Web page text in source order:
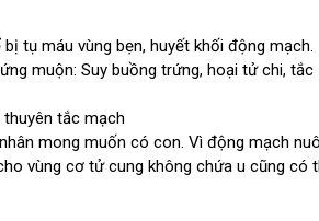
tụ máu vùng bẹn, huyết khối động mạch.
muộn: Suy buồng trứng, hoại tử chi, tắc
tắc mạch
mong muốn có con. Vì động mạch
vùng cơ tử cung không chứa u cũng có